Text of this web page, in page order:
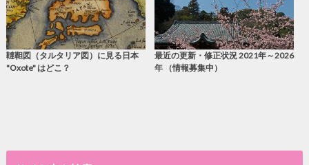
韃靼図（タルタリア図）に見る日本
"Oxote" はどこ？
最近の更新・修正状況 2021年～2026
年 （情報募集中）